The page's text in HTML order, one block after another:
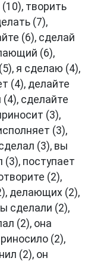
творить
(7),
(6), сделай
(6),
я сделаю (4),
(4), делайте
(4), сделайте
(3),
(3),
(3), вы
(3), поступает
(2),
делающих (2),
сделали (2),
(2), она
(2),
(2), он